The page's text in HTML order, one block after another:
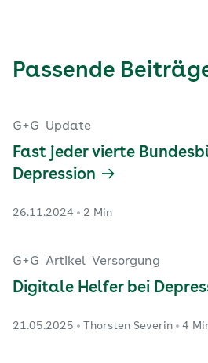
Passende
G+G Update
Fast jeder vierte
Depression
26.11.2024 2 Min
G+G Artikel Versorgung
Digitale Helfer bei
21.05.2025 Thorsten Severin 4